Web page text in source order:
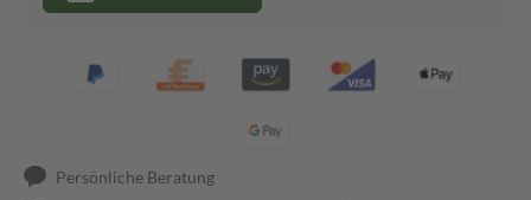
Persönliche Beratung